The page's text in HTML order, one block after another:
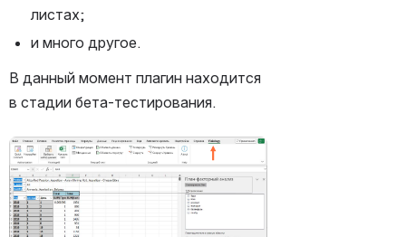
листах​;
и много другое.
В данный момент плагин находится
в стадии бета-тестирования.
Открыть файл «»